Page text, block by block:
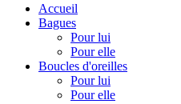
Accueil
Bagues
Pour lui
Pour elle
Boucles d'oreilles
Pour lui
Pour elle